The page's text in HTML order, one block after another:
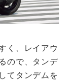
く、レイアウ
ので、タンデ
てタンデムを